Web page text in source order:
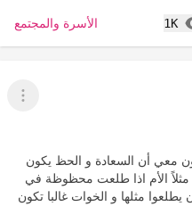
1K الأسرة والمجتمع
عرض
معي أن السعادة و الحظ يكون
الأم اذا طلعت محظوظة في
يطلعوا مثلها و الخوات غالبا تكون